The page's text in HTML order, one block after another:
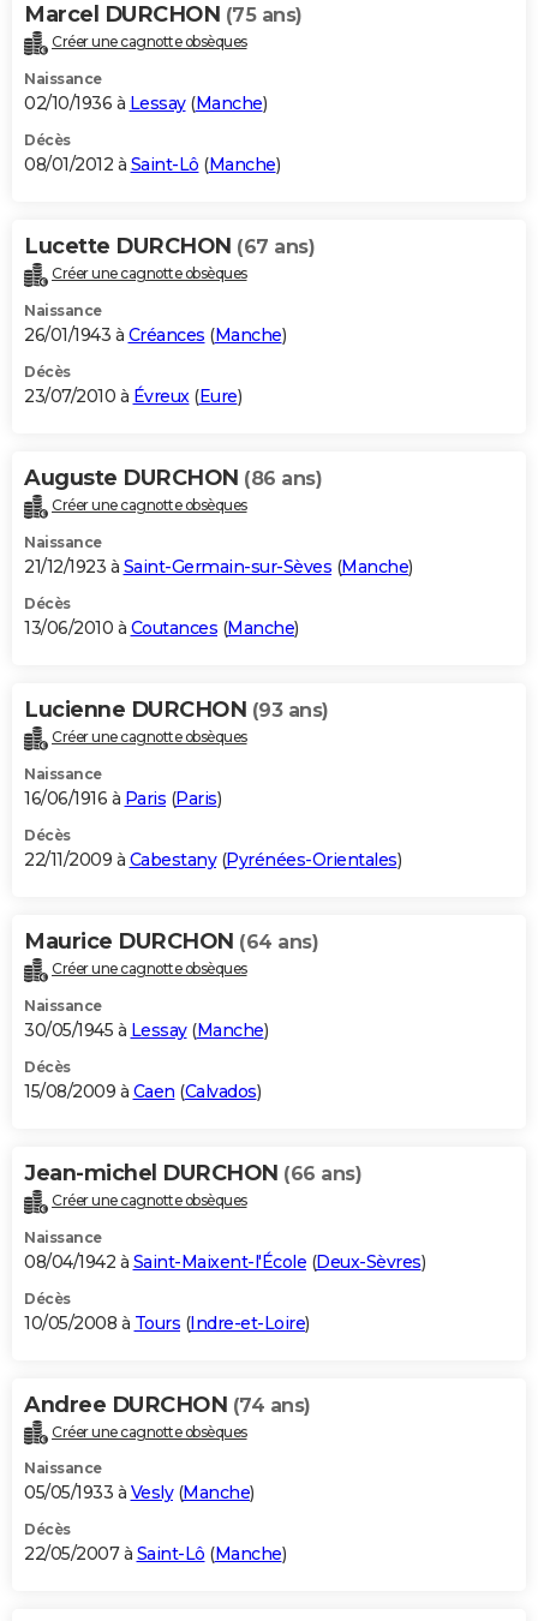
Marcel DURCHON (75 ans)
Créer une cagnotte obsèques
Naissance
02/10/1936 à Lessay(Manche)
Décès
08/01/2012 à Saint-Lô (Manche)
Lucette DURCHON (67 ans)
Créer une cagnotte obsèques
Naissance
26/01/1943 à Créances (Manche)
Décès
23/07/2010 à Évreux(Eure)
Auguste DURCHON (86 ans)
Créer une cagnotte obsèques
Naissance
21/12/1923 à Saint-Germain-sur-Sèves (Manche)
Décès
13/06/2010 à Coutances (Manche)
Lucienne DURCHON (93 ans)
Créer une cagnotte obsèques
Naissance
16/06/1916 à Paris (Paris)
Décès
22/11/2009 à Cabestany(Pyrénées-Orientales)
Maurice DURCHON (64 ans)
Créer une cagnotte obsèques
Naissance
30/05/1945 à Lessay(Manche)
Décès
15/08/2009 à Caen (Calvados)
Jean-michel DURCHON (66 ans)
Créer une cagnotte obsèques
Naissance
08/04/1942 à Saint-Maixent-l'École (Deux-Sèvres)
Décès
10/05/2008 à Tours (Indre-et-Loire)
Andree DURCHON (74 ans)
Créer une cagnotte obsèques
Naissance
05/05/1933 à Vesly(Manche)
Décès
22/05/2007 à Saint-Lô (Manche)